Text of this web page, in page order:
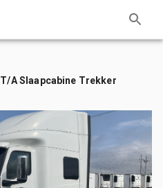
A Slaapcabine Trekker